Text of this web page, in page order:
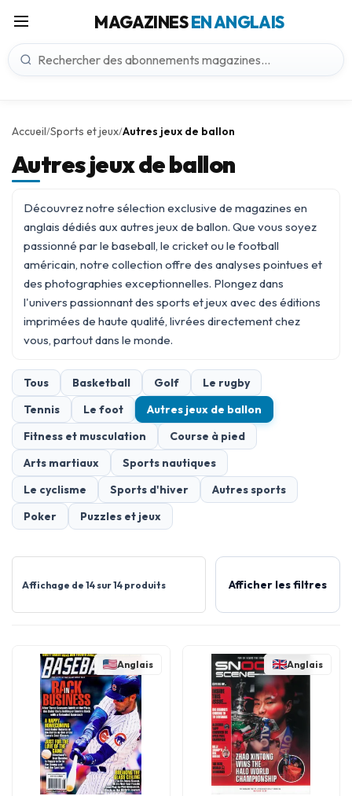
MAGAZINESEN ANGLAIS
Accueil/Sports et jeux/Autres jeux de ballon
Autres jeux de ballon
Découvrez notre sélection exclusive de magazines en
anglais dédiés aux autres jeux de ballon. Que vous soyez
passionné par le baseball, le cricket ou le football
américain, notre collection offre des analyses pointues et
des photographies exceptionnelles. Plongez dans
l'univers passionnant des sports et jeux avec des éditions
imprimées de haute qualité, livrées directement chez
vous, partout dans le monde.
Tous Basketball Golf
Le rugby
Tennis
Le foot
Autres jeux de ballon
Fitness et musculation
Course à pied
Arts martiaux
Sports nautiques
Le cyclisme
Sports d'hiver
Autres sports
Poker
Puzzles et jeux
Affichage de 14 sur 14 produits Afficher les filtres
Anglais Anglais